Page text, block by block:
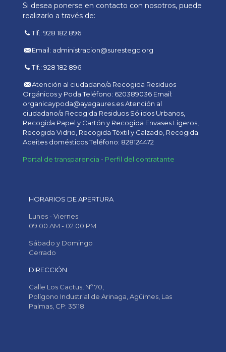
Si desea ponerse en contacto con nosotros, puede
realizarlo a través de:
Tlf.: 928 182 896
Email: administracion@surestegc.org
Tlf.: 928 182 896
Atención al ciudadano/a Recogida Residuos
Orgánicos y Poda Teléfono: 620389036 Email:
organicaypoda@ayagaures.es Atención al
ciudadano/a Recogida Residuos Sólidos Urbanos,
Recogida Papel y Cartón y Recogida Envases Ligeros,
Recogida Vidrio, Recogida Téxtil y Calzado, Recogida
Aceites domésticos Teléfono: 828124472
Portal de transparencia - Perfil del contratante
HORARIOS DE APERTURA
Lunes - Viernes
09:00 AM - 02:00 PM
Sábado y Domingo
Cerrado
DIRECCIÓN
Calle Los Cactus, Nº 70,
Polígono Industrial de Arinaga, Agüimes, Las
Palmas, CP: 35118.